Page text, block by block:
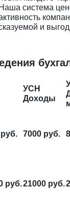
система
и
УСН
Доходы
7000 руб.
руб.21000 руб.